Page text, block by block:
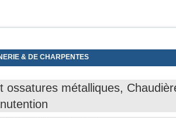
& DE CHARPENTES
ossatures métalliques,